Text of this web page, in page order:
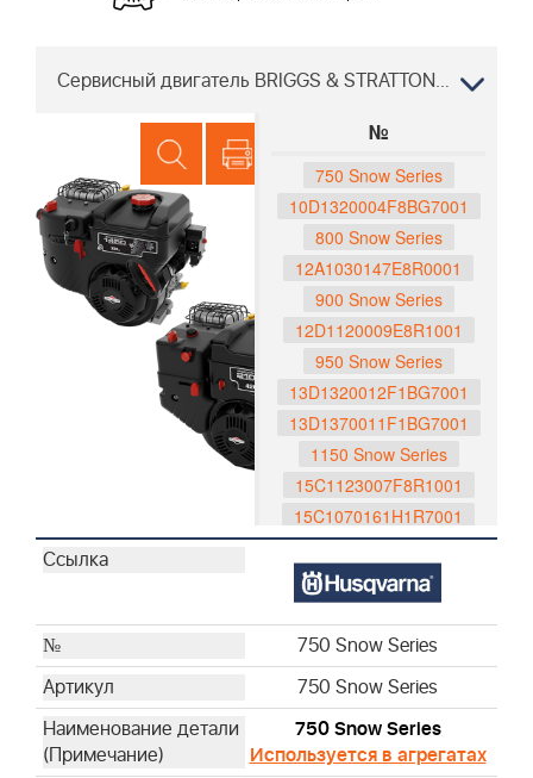
Сервисный двигатель BRIGGS & STRATTON ST 230P, 96193010102, 2015-04
№
750 Snow Series
10D1320004F8BG7001
800 Snow Series
12A1030147E8R0001
900 Snow Series
12D1120009E8R1001
950 Snow Series
13D1320012F1BG7001
13D1370011F1BG7001
1150 Snow Series
15C1123007F8R1001
15C1070161H1R7001
1450 Snow Series
19J1370009F1CG7001
19J1370010F1CG7001
2100 Snow Series
25M1371214F1BR0001
Aftersales & Service
100007W
992423
750 Snow Series
750 Snow Series
750 Snow Series
Используется в агрегатах